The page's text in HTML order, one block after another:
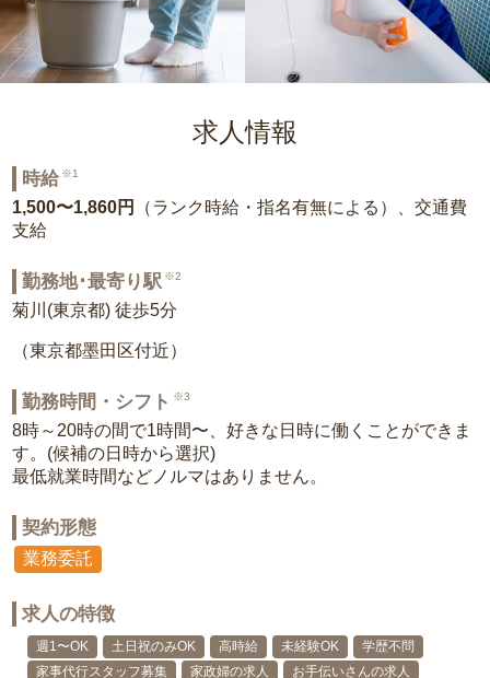
求人情報
時給 ※1
1,500〜1,860円
（ランク時給・指名有無による）、交通費
支給
勤務地･最寄り駅 ※2
菊川(東京都) 徒歩5分
（東京都墨田区付近）
勤務時間・シフト ※3
8時～20時の間で1時間〜、好きな日時に働くことができま
す。(候補の日時から選択)
最低就業時間などノルマはありません。
契約形態
業務委託
求人の特徴
週1〜OK 土日祝のみOK 高時給 未経験OK
学歴不問
家事代行スタッフ募集
家政婦の求人
お手伝いさんの求人